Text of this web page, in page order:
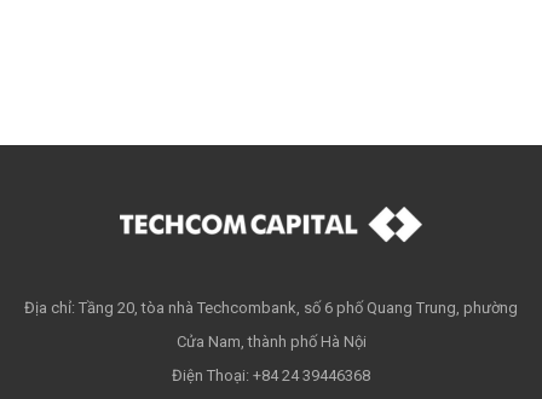
Địa chỉ: Tầng 20, tòa nhà Techcombank, số 6 phố Quang Trung, phường
Cửa Nam, thành phố Hà Nội
Điện Thoại: +84 24 39446368